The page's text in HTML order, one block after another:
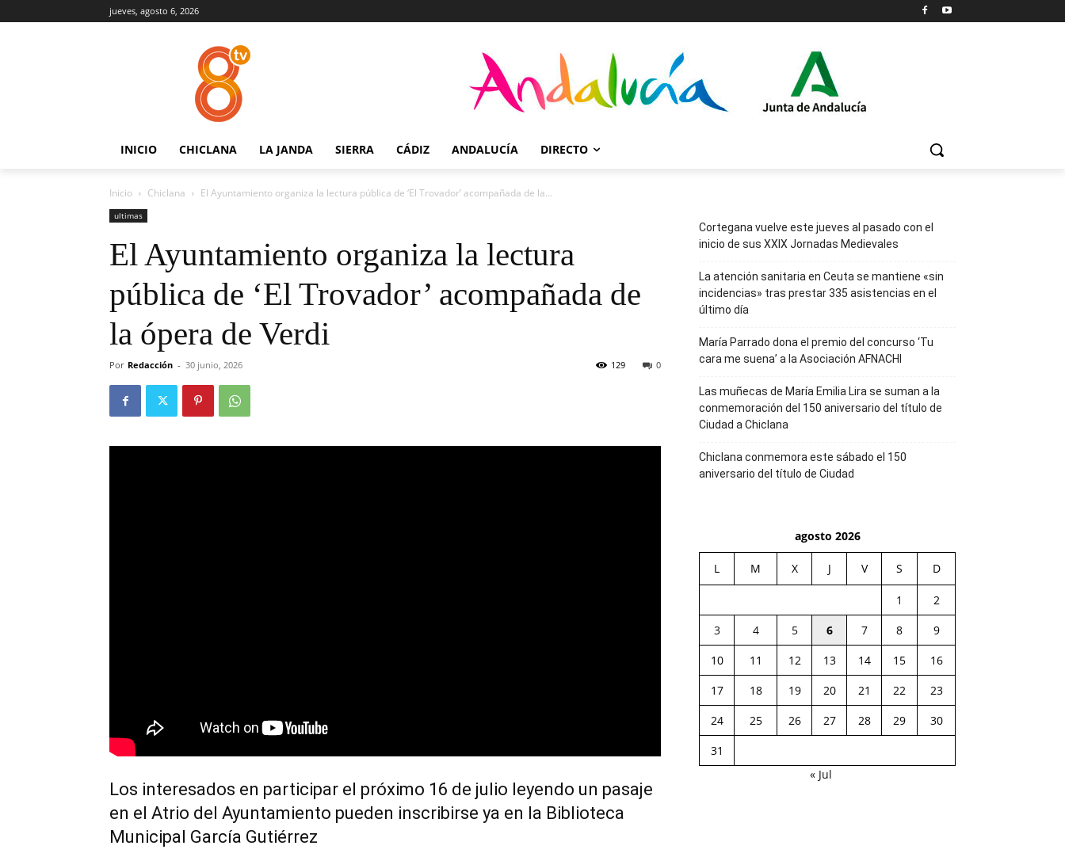
jueves, agosto 6, 2026
INICIO CHICLANA LA JANDA SIERRA CÁDIZ ANDALUCÍA DIRECTO
Inicio Chiclana El Ayuntamiento organiza la lectura pública de ‘El Trovador’ acompañada de la...
ultimas
El Ayuntamiento organiza la lectura
pública de ‘El Trovador’ acompañada de
la ópera de Verdi
Por Redacción - 30 junio, 2026 0
129
Los interesados en participar el próximo 16 de julio leyendo un pasaje
en el Atrio del Ayuntamiento pueden inscribirse ya en la Biblioteca
Municipal García Gutiérrez
Cortegana vuelve este jueves al pasado con el
inicio de sus XXIX Jornadas Medievales
La atención sanitaria en Ceuta se mantiene «sin
incidencias» tras prestar 335 asistencias en el
último día
María Parrado dona el premio del concurso ‘Tu
cara me suena’ a la Asociación AFNACHI
Las muñecas de María Emilia Lira se suman a la
conmemoración del 150 aniversario del título de
Ciudad a Chiclana
Chiclana conmemora este sábado el 150
aniversario del título de Ciudad
agosto 2026
L M X J V S D
1
2
3
4 5 6 7 8
9
10
11 12 13 14 15
16
17
18 19 20 21 22
23
24
25 26 27 28 29
30
31
« Jul